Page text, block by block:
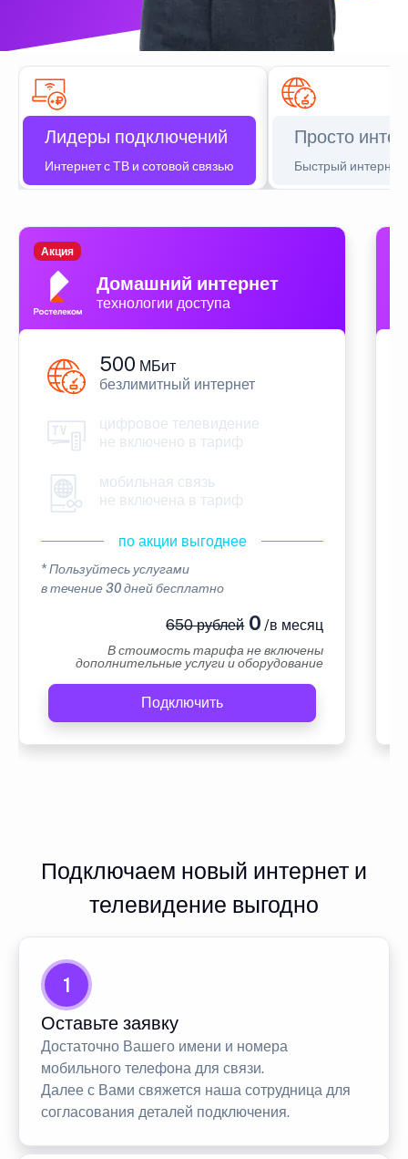
Лидеры подключений
Интернет с ТВ и сотовой связью
Просто
Быстрый интернет
Домашний интернет
технологии доступа
Акция
500 МБит
безлимитный интернет
цифровое телевидение
не включено в тариф
мобильная связь
не включена в тариф
по акции выгоднее
* Пользуйтесь услугами
в течение 30 дней бесплатно
650 рублей0 /в месяц
В стоимость тарифа не включены
дополнительные услуги и оборудование
Подключить
Подключаем новый интернет и
телевидение выгодно
1
Оставьте заявку
Достаточно Вашего имени и номера
мобильного телефона для связи.
Далее с Вами свяжется наша сотрудница для
согласования деталей подключения.